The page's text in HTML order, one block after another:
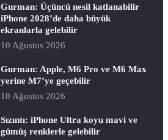
Gurman: Üçüncü nesil katlanabilir
iPhone 2028’de daha büyük
ekranlarla gelebilir
10 Ağustos 2026
Gurman: Apple, M6 Pro ve M6 Max
yerine M7’ye geçebilir
10 Ağustos 2026
Sızıntı: iPhone Ultra koyu mavi ve
gümüş renklerle gelebilir